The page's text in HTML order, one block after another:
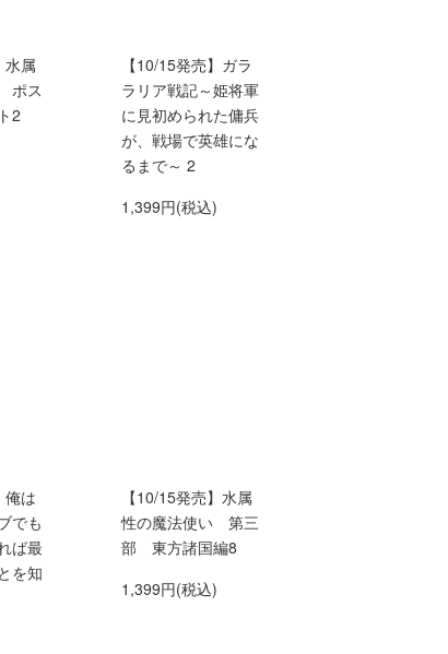
水属
ポス
2
【10/15発売】ガラ
ラリア戦記～姫将軍
に見初められた傭兵
が、戦場で英雄にな
るまで～ 2
1,399円(税込)
俺は
でも
ば最
を知
【10/15発売】水属
性の魔法使い 第三
部 東方諸国編8
1,399円(税込)